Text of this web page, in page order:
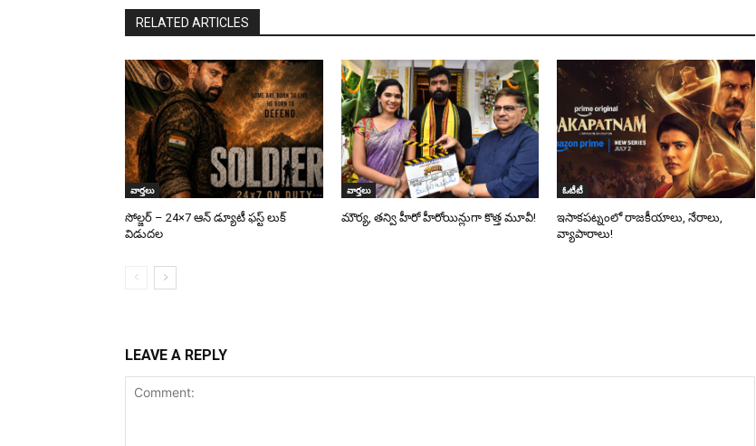
RELATED ARTICLES
వార్తలు
సోల్జర్ – 24×7 ఆన్ డ్యూటీ ఫస్ట్ లుక్
విడుదల
వార్తలు
మౌర్య‌, త‌న్వి హీరో హీరోయిన్లుగా కొత్త మూవీ!
ఓటీటీ
ఇసాకపట్నంలో రాజ‌కీయాలు, నేరాలు,
వ్యాపారాలు!
LEAVE A REPLY